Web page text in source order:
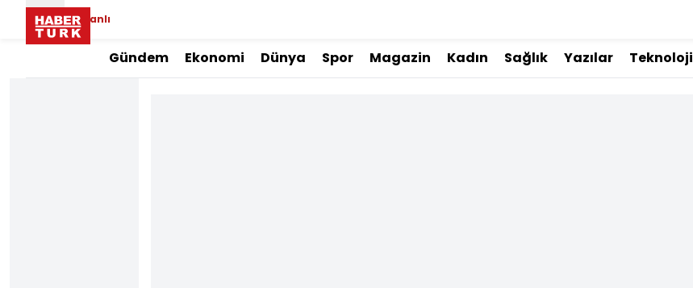
Canlı
Gündem Ekonomi Dünya Spor Magazin Kadın Sağlık Yazılar Teknoloji